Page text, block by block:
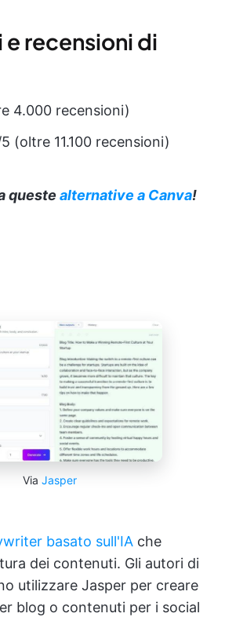
e recensioni di
4.000 recensioni)
(oltre 11.100 recensioni)
queste alternative a Canva!
Via Jasper
basato sull'IA che
dei contenuti. Gli autori di
utilizzare Jasper per creare
blog o contenuti per i social